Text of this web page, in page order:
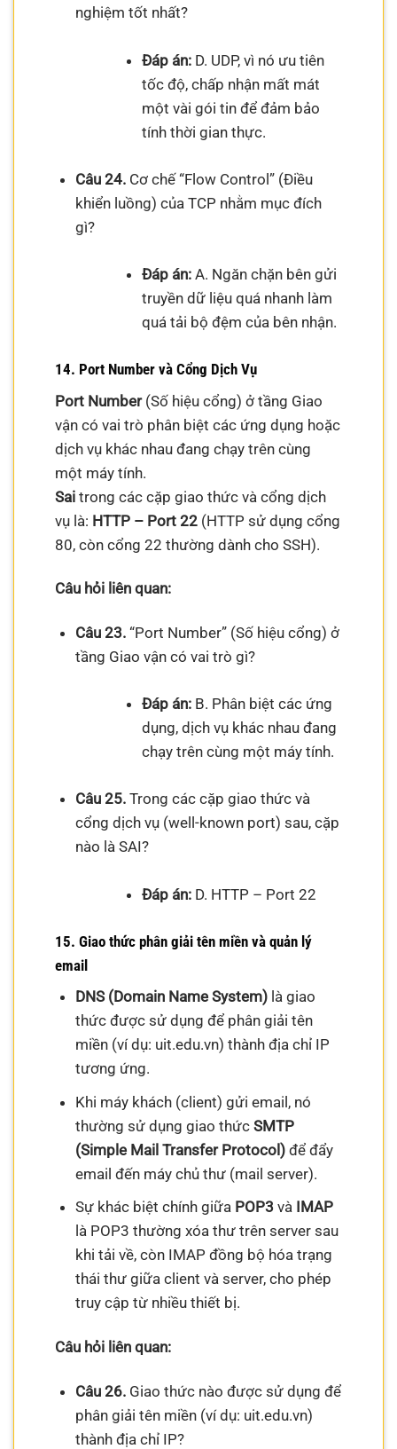
nghiệm tốt nhất?
Đáp án:D. UDP, vì nó ưu tiên
tốc độ, chấp nhận mất mát
một vài gói tin để đảm bảo
tính thời gian thực.
Câu 24.Cơ chế “Flow Control” (Điều
khiển luồng) của TCP nhằm mục đích
gì?
Đáp án:A. Ngăn chặn bên gửi
truyền dữ liệu quá nhanh làm
quá tải bộ đệm của bên nhận.
14. Port Number và Cổng Dịch Vụ
Port Number(Số hiệu cổng) ở tầng Giao
vận có vai trò phân biệt các ứng dụng hoặc
dịch vụ khác nhau đang chạy trên cùng
một máy tính.
Sai trong các cặp giao thức và cổng dịch
vụ là: HTTP – Port 22 (HTTP sử dụng cổng
80, còn cổng 22 thường dành cho SSH).
Câu hỏi liên quan:
Câu 23.“Port Number” (Số hiệu cổng) ở
tầng Giao vận có vai trò gì?
Đáp án:B. Phân biệt các ứng
dụng, dịch vụ khác nhau đang
chạy trên cùng một máy tính.
Câu 25.Trong các cặp giao thức và
cổng dịch vụ (well-known port) sau, cặp
nào là SAI?
Đáp án:D. HTTP – Port 22
15. Giao thức phân giải tên miền và quản lý
email
DNS (Domain Name System)là giao
thức được sử dụng để phân giải tên
miền (ví dụ: uit.edu.vn) thành địa chỉ IP
tương ứng.
Khi máy khách (client) gửi email, nó
thường sử dụng giao thức SMTP
(Simple Mail Transfer Protocol)để đẩy
email đến máy chủ thư (mail server).
Sự khác biệt chính giữa POP3và IMAP
là POP3 thường xóa thư trên server sau
khi tải về, còn IMAP đồng bộ hóa trạng
thái thư giữa client và server, cho phép
truy cập từ nhiều thiết bị.
Câu hỏi liên quan:
Câu 26.Giao thức nào được sử dụng để
phân giải tên miền (ví dụ: uit.edu.vn)
thành địa chỉ IP?